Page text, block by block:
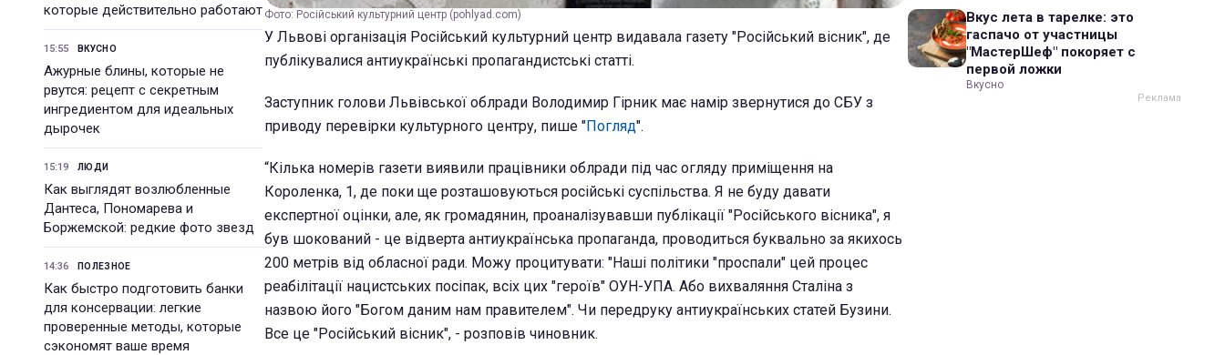
которые действительно работают
15:55 ВКУСНО
Ажурные блины, которые не
рвутся: рецепт с секретным
ингредиентом для идеальных
дырочек
15:19 ЛЮДИ
Как выглядят возлюбленные
Дантеса, Пономарева и
Боржемской: редкие фото звезд
14:36 ПОЛЕЗНОЕ
Как быстро подготовить банки
для консервации: легкие
проверенные методы, которые
сэкономят ваше время
Фото: Російський культурний центр (pohlyad.com)
У Львові організація Російський культурний центр видавала газету "Російський вісник", де
публікувалися антиукраїнські пропагандистські статті.
Заступник голови Львівської облради Володимир Гірник має намір звернутися до СБУ з
приводу перевірки культурного центру, пише "Погляд".
“Кілька номерів газети виявили працівники облради під час огляду приміщення на
Короленка, 1, де поки ще розташовуються російські суспільства. Я не буду давати
експертної оцінки, але, як громадянин, проаналізувавши публікації "Російського вісника", я
був шокований - це відверта антиукраїнська пропаганда, проводиться буквально за якихось
200 метрів від обласної ради. Можу процитувати: "Наші політики "проспали" цей процес
реабілітації нацистських посіпак, всіх цих "героїв" ОУН-УПА. Або вихваляння Сталіна з
назвою його "Богом даним нам правителем". Чи передруку антиукраїнських статей Бузини.
Все це "Російський вісник", - розповів чиновник.
Вкус лета в тарелке: это
гаспачо от участницы
"МастерШеф" покоряет с
первой ложки
Вкусно